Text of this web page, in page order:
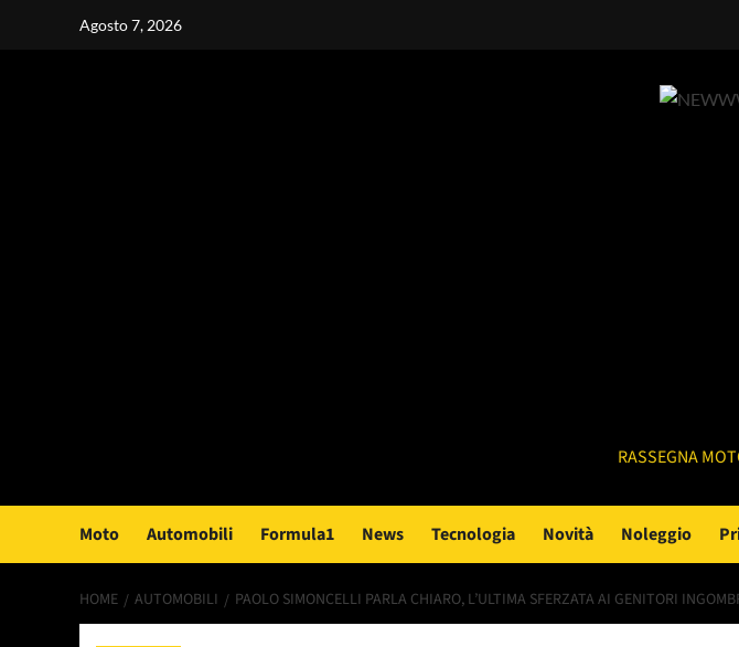
Agosto 7, 2026
RASSEGNA
Moto Automobili Formula1 News Tecnologia Novità Noleggio
HOME AUTOMOBILI PAOLO SIMONCELLI PARLA CHIARO, L’ULTIMA SFERZATA AI GENITORI